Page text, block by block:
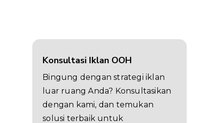
Konsultasi Iklan OOH
Bingung dengan strategi iklan
luar ruang Anda? Konsultasikan
dengan kami, dan temukan
solusi terbaik untuk